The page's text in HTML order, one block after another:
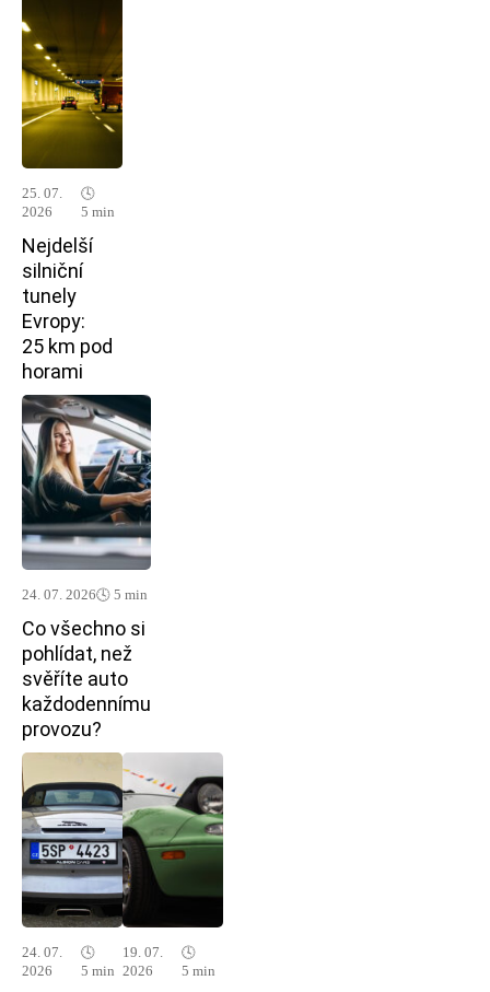
25. 07.
2026
🕓
5 min
Nejdelší
silniční
tunely
Evropy:
25 km pod
horami
24. 07. 2026🕓 5 min
Co všechno si
pohlídat, než
svěříte auto
každodennímu
provozu?
24. 07.
2026
🕓
5 min
19. 07.
2026
🕓
5 min